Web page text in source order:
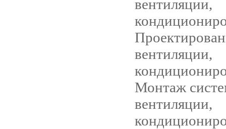
вентиляции,
вентиляции,
Монтаж
вентиляции,